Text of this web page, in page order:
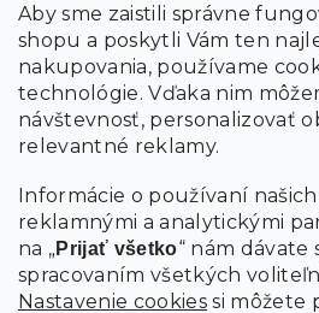
Aby sme zaistili správne
shopu a poskytli Vám ten
nakupovania, používame
technológie. Vďaka nim
návštevnosť, personalizovať
relevantné reklamy.
Informácie o používaní
reklamnými a analytickými
na „Prijať všetko“ nám dávate
spracovaním všetkých
Nastavenie cookies si môžete
Vložením údajov súhlasíte s
osobných údajov
PRIHLÁSIŤ SA